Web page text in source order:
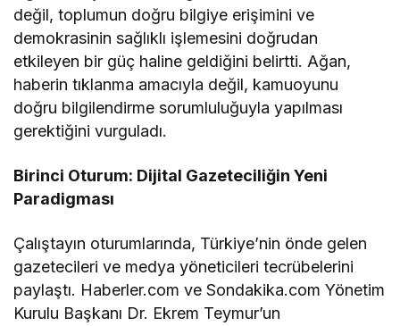
değil, toplumun doğru bilgiye erişimini ve
demokrasinin sağlıklı işlemesini doğrudan
etkileyen bir güç haline geldiğini belirtti. Ağan,
haberin tıklanma amacıyla değil, kamuoyunu
doğru bilgilendirme sorumluluğuyla yapılması
gerektiğini vurguladı.
Birinci Oturum: Dijital Gazeteciliğin Yeni
Paradigması
Çalıştayın oturumlarında, Türkiye’nin önde gelen
gazetecileri ve medya yöneticileri tecrübelerini
paylaştı. Haberler.com ve Sondakika.com Yönetim
Kurulu Başkanı Dr. Ekrem Teymur’un